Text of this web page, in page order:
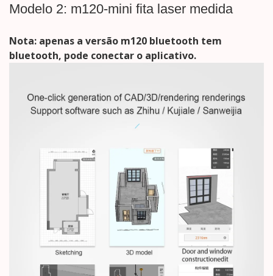
Modelo 2: m120-mini fita laser medida
Nota: apenas a versão m120 bluetooth tem
bluetooth, pode conectar o aplicativo.